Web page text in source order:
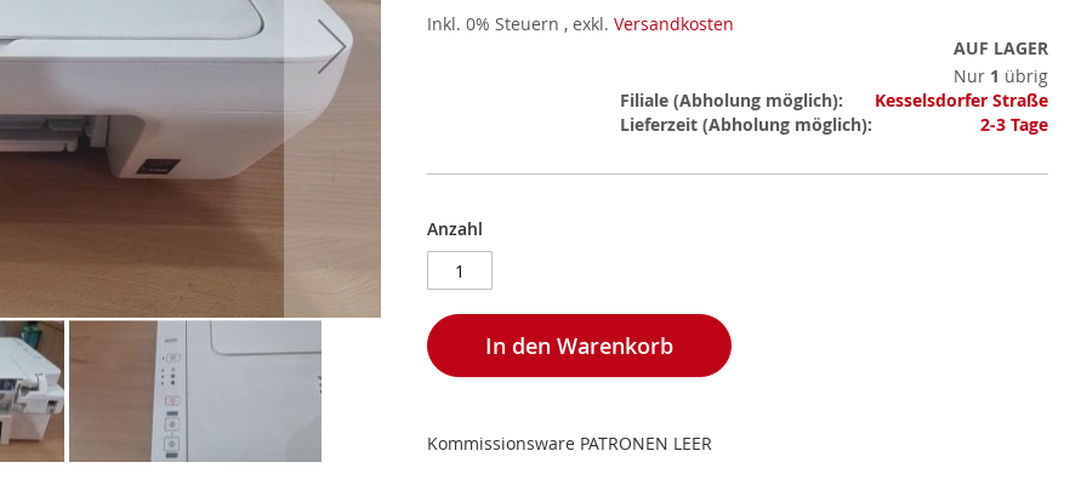
Inkl. 0% Steuern , exkl. Versandkosten
AUF LAGER
Nur 1 übrig
Mehr
Informationen
Filiale
Kesselsdorfer Straße
Lieferzeit
2-3 Tage
Anzahl
In den Warenkorb
Kommissionsware PATRONEN LEER